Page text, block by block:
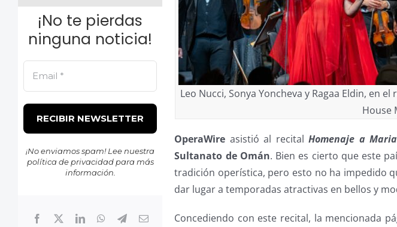
¡No te pierdas
ninguna noticia!
¡No enviamos spam! Lee nuestra
política de privacidadpara más
información.
Leo Nucci, Sonya Yoncheva y Ragaa Eldin, en
House
OperaWire asistió al recitalHomenaje a
Sultanato de Omán. Bien es cierto que este
tradición operística, pero esto no ha impedido
dar lugar a temporadas atractivas en bellos y
Concediendo con este recital, la mencionada